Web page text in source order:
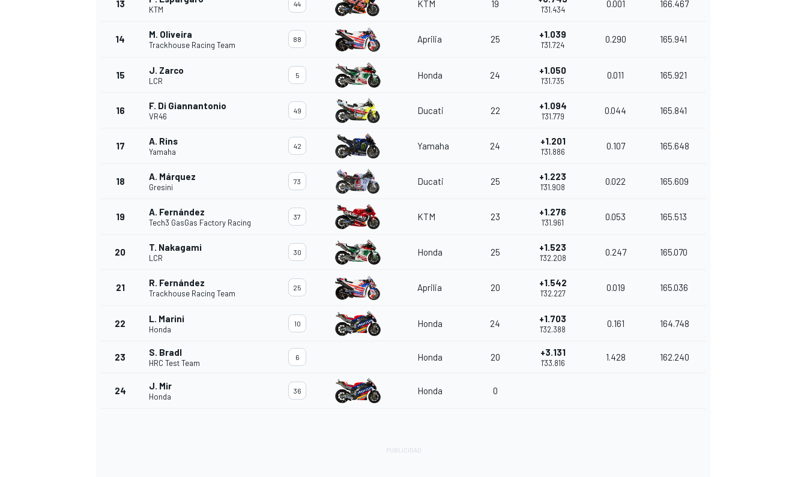
13
KTM
44 KTM 19
1'31.434
0.001 166.467
14 M. Oliveira
Trackhouse Racing Team
88 Aprilia 25 +1.039
1'31.724
0.290 165.941
15 J. Zarco
LCR
5 Honda 24 +1.050
1'31.735
0.011 165.921
16 F. Di Giannantonio
VR46
49 Ducati 22 +1.094
1'31.779
0.044 165.841
17 A. Rins
Yamaha
42 Yamaha 24 +1.201
1'31.886
0.107 165.648
18 A. Márquez
Gresini
73 Ducati 25 +1.223
1'31.908
0.022 165.609
19 A. Fernández
Tech3 GasGas Factory Racing
37 KTM 23 +1.276
1'31.961
0.053 165.513
20 T. Nakagami
LCR
30 Honda 25 +1.523
1'32.208
0.247 165.070
21 R. Fernández
Trackhouse Racing Team
25 Aprilia 20 +1.542
1'32.227
0.019 165.036
22 L. Marini
Honda
10 Honda 24 +1.703
1'32.388
0.161 164.748
23 S. Bradl
HRC Test Team
6 Honda 20 +3.131
1'33.816
1.428 162.240
24 J. Mir
Honda
36 Honda 0